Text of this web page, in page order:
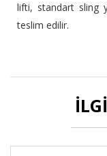
lifti, standart sling
teslim edilir.